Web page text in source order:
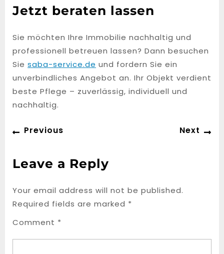
Jetzt beraten lassen
Sie möchten Ihre Immobilie nachhaltig und
professionell betreuen lassen? Dann besuchen
Sie saba-service.de und fordern Sie ein
unverbindliches Angebot an. Ihr Objekt verdient
beste Pflege – zuverlässig, individuell und
nachhaltig.
Post
navigation
Previous Next
Leave a Reply
Your email address will not be published.
Required fields are marked *
Comment *